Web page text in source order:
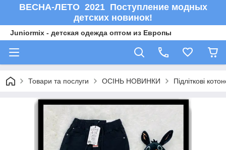
ВЕСНА-ЛЕТО 2021 Поступление модных
детских новинок!
Juniormix - детская одежда оптом из Европы
Товари та послуги ОСIНЬ НОВИНКИ Підліткові